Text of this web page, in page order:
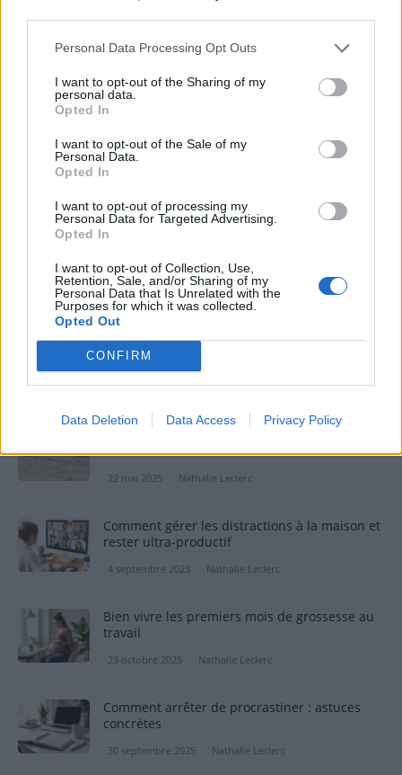
Personal Data Processing Opt Outs
I want to opt-out of the Sharing of my
personal data.
Opted In
I want to opt-out of the Sale of my
Personal Data.
Opted In
I want to opt-out of processing my
Personal Data for Targeted Advertising.
Opted In
I want to opt-out of Collection, Use,
Retention, Sale, and/or Sharing of my
Personal Data that Is Unrelated with the
Purposes for which it was collected.
Opted Out
CONFIRM
Data Deletion Data Access Privacy Policy
médecine. Mère de deux enfants, elle allie une solide
santé familiale et de la nutrition. Fervente adepte d’un mode
de vie sain, écologique et durable, elle s’engage depuis de
des solutions de ménage respectueuses de l’environnement.
Grâce à cette double casquette de journaliste et de maman
engagée, Nathalie propose des conseils pratiques, fiables et
accessibles, permettant à ses lecteurs de mieux naviguer
dans les enjeux de la santé moderne tout en adoptant des
habitudes plus saines et respectueuses de la planète.
SUR LE MÊME THÈME
Les métiers de la santé
29 avril 2023 Nathalie Leclerc
de motivation ?
22 mai 2025 Nathalie Leclerc
Comment gérer les distractions à la maison et
rester ultra-productif
4 septembre 2023 Nathalie Leclerc
Bien vivre les premiers mois de grossesse au
travail
23 octobre 2025 Nathalie Leclerc
Comment arrêter de procrastiner : astuces
concrètes
30 septembre 2025 Nathalie Leclerc